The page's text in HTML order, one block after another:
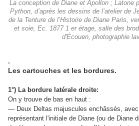
La conception de Diane et Apollon ; Latone
Python, d’après les dessins de l’atelier de
de la Tenture de l’Histoire de Diane Paris,
et soie, Ec. 1877 1 er étage, salle des
d'Écouen, photographie
.
Les cartouches et les bordures.
1°) La bordure latérale droite:
On y trouve de bas en haut :
— Deux Deltas majuscules enchâssés,
représentant l'initiale de Diane (ou de Diane